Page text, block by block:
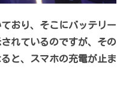
おり、そこにバッテリー
れているのですが、その
と、スマホの充電が止ま